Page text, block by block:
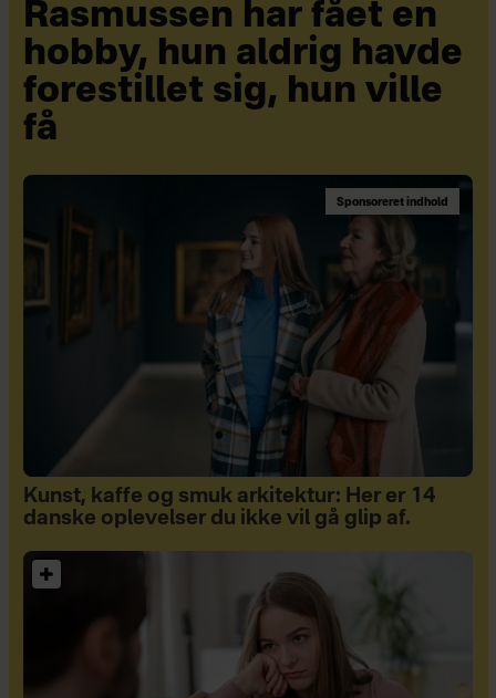
Rasmussen har fået en
hobby, hun aldrig havde
forestillet sig, hun ville
få
Sponsoreret indhold
Kunst, kaffe og smuk arkitektur: Her er 14
danske oplevelser du ikke vil gå glip af.